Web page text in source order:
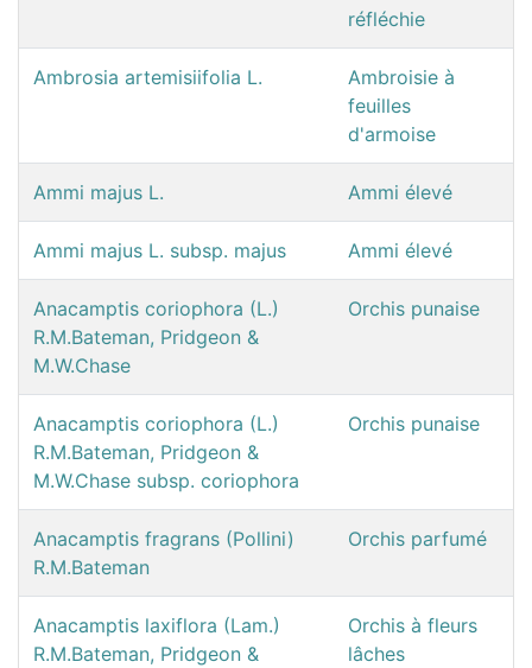
réfléchie
Ambrosia artemisiifolia L.
Ambroisie à
feuilles
d'armoise
Ammi majus L. Ammi élevé
Ammi majus L. subsp. majus Ammi élevé
Anacamptis coriophora (L.)
R.M.Bateman, Pridgeon &
M.W.Chase
Orchis punaise
Anacamptis coriophora (L.)
R.M.Bateman, Pridgeon &
M.W.Chase subsp. coriophora
Orchis punaise
Anacamptis fragrans (Pollini)
R.M.Bateman
Orchis parfumé
Anacamptis laxiflora (Lam.)
R.M.Bateman, Pridgeon &
Orchis à fleurs
lâches